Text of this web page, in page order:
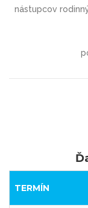
nástupcov
TERMÍN